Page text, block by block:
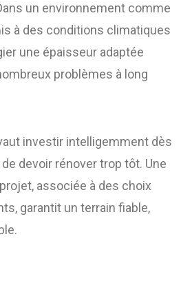
un environnement comme
à des conditions climatiques
une épaisseur adaptée
problèmes à long
investir intelligemment dès
devoir rénover trop tôt. Une
associée à des choix
garantit un terrain fiable,